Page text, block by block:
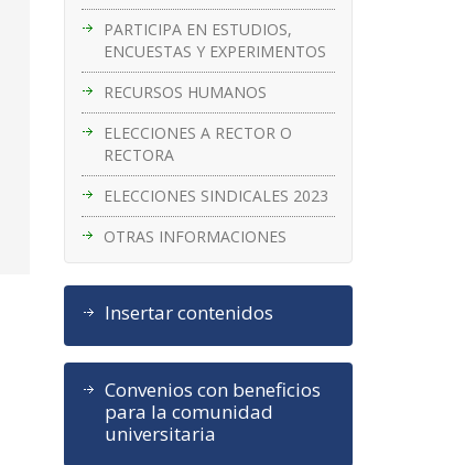
PARTICIPA EN ESTUDIOS,
ENCUESTAS Y EXPERIMENTOS
RECURSOS HUMANOS
ELECCIONES A RECTOR O
RECTORA
ELECCIONES SINDICALES 2023
OTRAS INFORMACIONES
Insertar contenidos
Convenios con beneficios
para la comunidad
universitaria